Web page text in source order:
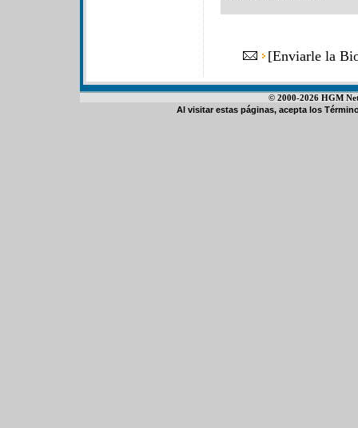
[Enviarle la
© 2000-2026 HGM
Al visitar estas páginas, acepta los